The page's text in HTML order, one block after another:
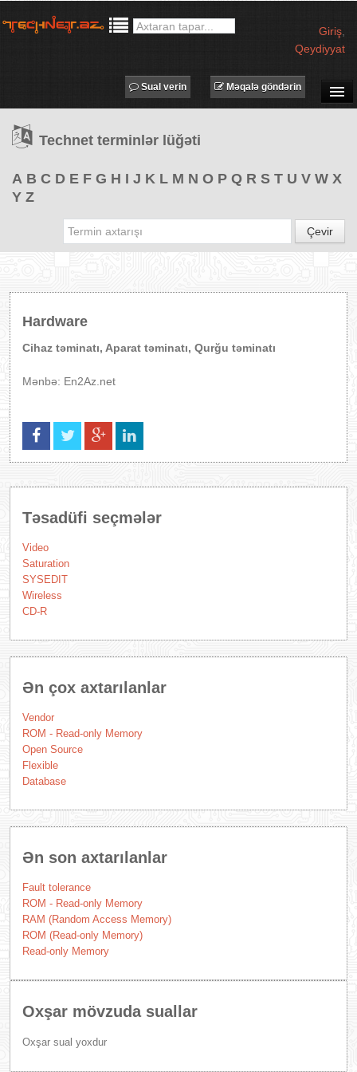
Giriş
Qeydiyyat
TƏDBİRLƏR
PROQRAMLAR
Məqalə göndərin
Sual verin
Technet terminlər lüğəti
A B C D E F G H I J K L M N O P Q R S T U V W X
Y Z
Çevir
Hardware
Cihaz təminatı, Aparat təminatı, Qurğu təminatı
Mənbə: En2Az.net
Təsadüfi seçmələr
Video
Saturation
SYSEDIT
Wireless
CD-R
Ən çox axtarılanlar
Vendor
ROM - Read-only Memory
Open Source
Flexible
Database
Ən son axtarılanlar
Fault tolerance
ROM - Read-only Memory
RAM (Random Access Memory)
ROM (Read-only Memory)
Read-only Memory
Oxşar mövzuda suallar
Oxşar sual yoxdur